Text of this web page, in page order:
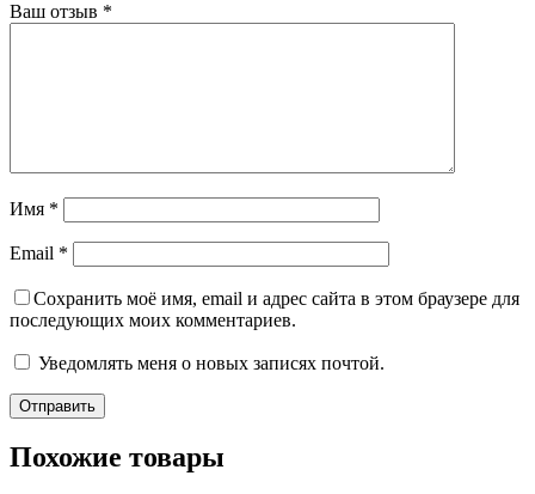
Ваш отзыв *
Имя *
Email *
Сохранить моё имя, email и адрес сайта в этом браузере для
последующих моих комментариев.
Уведомлять меня о новых записях почтой.
Похожие товары